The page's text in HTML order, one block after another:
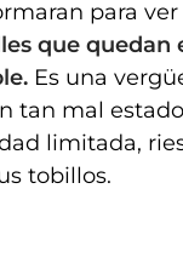
para
que
Es una
tan mal
limitada,
tobillos.